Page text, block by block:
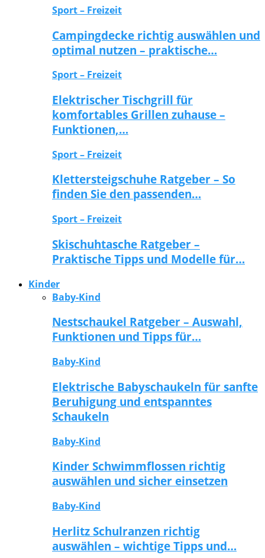
Sport – Freizeit
Campingdecke richtig auswählen und
optimal nutzen – praktische…
Sport – Freizeit
Elektrischer Tischgrill für
komfortables Grillen zuhause –
Funktionen,…
Sport – Freizeit
Klettersteigschuhe Ratgeber – So
finden Sie den passenden…
Sport – Freizeit
Skischuhtasche Ratgeber –
Praktische Tipps und Modelle für…
Kinder
Baby-Kind
Nestschaukel Ratgeber – Auswahl,
Funktionen und Tipps für…
Baby-Kind
Elektrische Babyschaukeln für sanfte
Beruhigung und entspanntes
Schaukeln
Baby-Kind
Kinder Schwimmflossen richtig
auswählen und sicher einsetzen
Baby-Kind
Herlitz Schulranzen richtig
auswählen – wichtige Tipps und…